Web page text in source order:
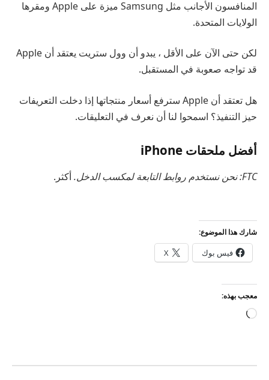
المنافسون الأجانب مثل Samsung ميزة على Apple ومقرها
الولايات المتحدة.
لكن حتى الآن على الأقل ، يبدو أن وول ستريت يعتقد أن Apple
قد تواجه صعوبة في المستقبل.
هل تعتقد أن Apple سترفع أسعار منتجاتها إذا دخلت التعريفات
حيز التنفيذ؟ اسمحوا لنا أن نعرف في التعليقات.
أفضل ملحقات iPhone
FTC: نحن نستخدم روابط التابعة لمكسب الدخل. أكثر.
شارك هذا الموضوع:
فيس بوك X
معجب بهذه:
جاري